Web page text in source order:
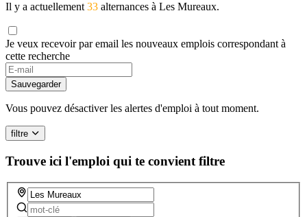
Il y a actuellement 33 alternances à Les Mureaux.
Je veux recevoir par email les nouveaux emplois correspondant à
cette recherche
Sauvegarder
Vous pouvez désactiver les alertes d'emploi à tout moment.
filtre
Trouve ici l'emploi qui te convient filtre